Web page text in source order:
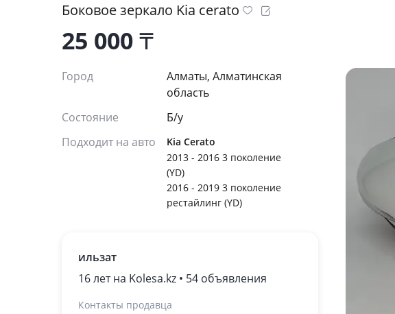
Боковое зеркало Kia cerato
25 000₸
Город
Алматы, Алматинская
область
Состояние
Б/y
Подходит на авто
Kia Cerato
2013 - 2016 3 поколение
(YD)
2016 - 2019 3 поколение
рестайлинг (YD)
ильзат
16 лет на Kolesa.kz • 54 объявления
Контакты продавца